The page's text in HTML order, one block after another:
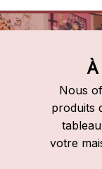
Nous
produits
votre